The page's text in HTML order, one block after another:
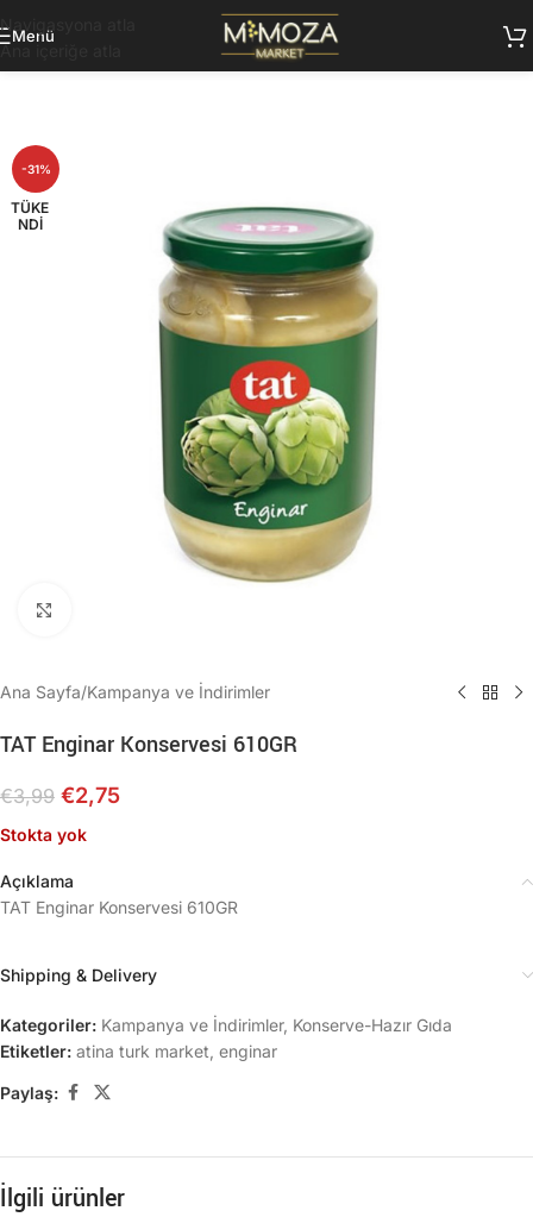
Navigasyona atla
Ana içeriğe atla
Menü
-31%
TÜKE
NDI
Ana Sayfa/Kampanya ve İndirimler
TAT Enginar Konservesi 610GR
€3,99 €2,75
Stokta yok
Açıklama
TAT Enginar Konservesi 610GR
Shipping & Delivery
Kategoriler: Kampanya ve İndirimler, Konserve-Hazır Gıda
Etiketler: atina turk market enginar
Paylaş:
İlgili ürünler